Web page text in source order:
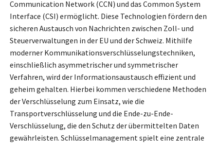
Communication Network (CCN) und das Common System
Interface (CSI) ermöglicht. Diese Technologien fördern den
sicheren Austausch von Nachrichten zwischen Zoll- und
Steuerverwaltungen in der EU und der Schweiz. Mithilfe
moderner Kommunikationsverschlüsselungstechniken,
einschließlich asymmetrischer und symmetrischer
Verfahren, wird der Informationsaustausch effizient und
geheim gehalten. Hierbei kommen verschiedene Methoden
der Verschlüsselung zum Einsatz, wie die
Transportverschlüsselung und die Ende-zu-Ende-
Verschlüsselung, die den Schutz der übermittelten Daten
gewährleisten. Schlüsselmanagement spielt eine zentrale